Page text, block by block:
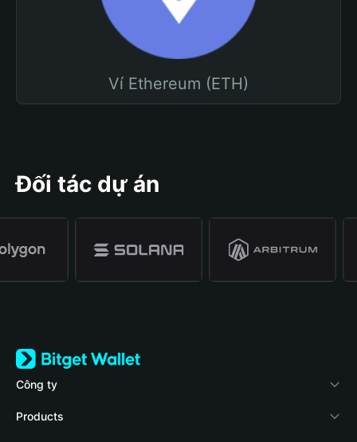
Ví Ethereum (ETH)
Đối tác dự án
Công ty
Về Bitget Wallet
Products